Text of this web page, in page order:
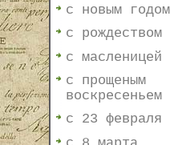
с новым годом
с рождеством
с масленицей
с прощеным
воскресеньем
с 23 февраля